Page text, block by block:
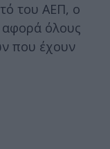
του ΑΕΠ, ο
αφορά όλους
που έχουν